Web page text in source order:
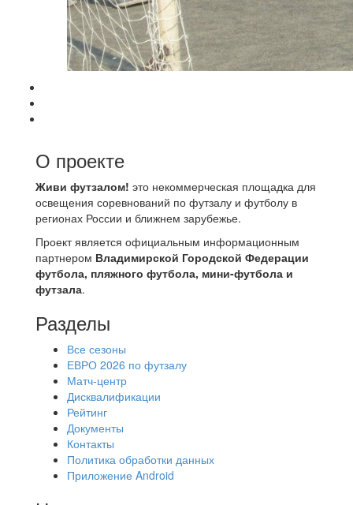
О проекте
Живи футзалом! это некоммерческая площадка для
освещения соревнований по футзалу и футболу в
регионах России и ближнем зарубежье.
Проект является официальным информационным
партнером Владимирской Городской Федерации
футбола, пляжного футбола, мини-футбола и
футзала.
Разделы
Все сезоны
ЕВРО 2026 по футзалу
Матч-центр
Дисквалификации
Рейтинг
Документы
Контакты
Политика обработки данных
Приложение Android